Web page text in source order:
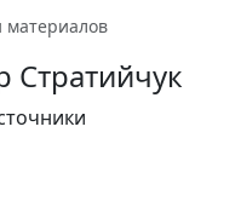
материалов
Стратийчук